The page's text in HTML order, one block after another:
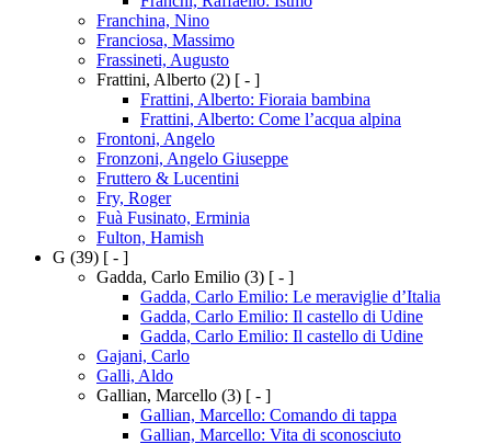
Franchina, Nino
Franciosa, Massimo
Frassineti, Augusto
Frattini, Alberto (2) [ - ]
Frattini, Alberto: Fioraia bambina
Frattini, Alberto: Come l’acqua alpina
Frontoni, Angelo
Fronzoni, Angelo Giuseppe
Fruttero & Lucentini
Fry, Roger
Fuà Fusinato, Erminia
Fulton, Hamish
G (39) [ - ]
Gadda, Carlo Emilio (3) [ - ]
Gadda, Carlo Emilio: Le meraviglie d’Italia
Gadda, Carlo Emilio: Il castello di Udine
Gadda, Carlo Emilio: Il castello di Udine
Gajani, Carlo
Galli, Aldo
Gallian, Marcello (3) [ - ]
Gallian, Marcello: Comando di tappa
Gallian, Marcello: Vita di sconosciuto